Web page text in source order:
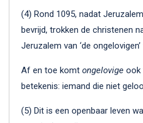
(4) Rond 1095, nadat
bevrijd, trokken de christenen
Jeruzalem van ‘de
Af en toe komt ongelovige ook
betekenis: iemand die niet
(5) Dit is een openbaar leven